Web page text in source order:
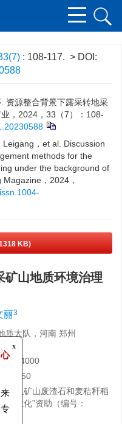
: 108-117. > DOI:
资源整合背景下露采转地采
，2024，33（7）：108-
Leigang，et al. Discussion
methods for the
under the background of
，2024，
KB)
矿山地质环境治理
丽3
质大队，河南 郑州
464000
451450
“以矿山废渣石和麦秸秆稻
产业化”资助（编号：